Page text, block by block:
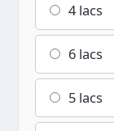
4 lacs
6 lacs
5 lacs